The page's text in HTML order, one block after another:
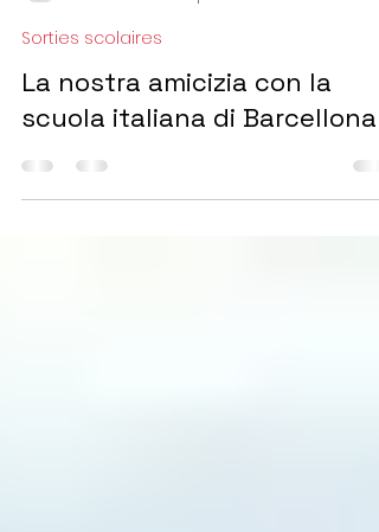
leonardodavincipar
19 dic 2023
Tempo di lettura: 1 min
Sorties scolaires
La nostra amicizia con la
scuola italiana di Barcellona